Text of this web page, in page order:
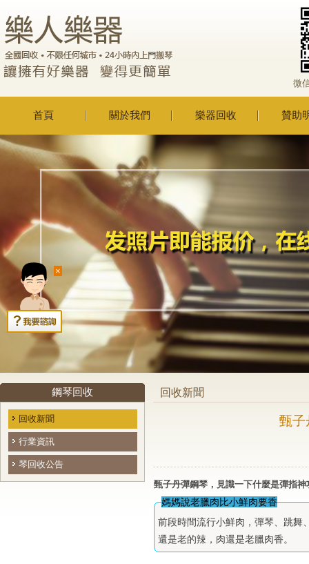
微
首頁 關於我們 樂器回收 贊助
鋼琴回收
回收新聞
行業資訊
琴回收公告
回收新聞
甄子
甄子丹彈鋼琴，見識一下什麼是彈指神
媽媽說老臘肉比小鮮肉要香
前段時間流行小鮮肉，彈琴、跳舞
還是老的辣，肉還是老臘肉香。
×